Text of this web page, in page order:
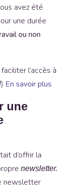
avez été
une durée
ou non
l’accès à
) En savoir plus
une
d’offrir la
newsletter.
newsletter